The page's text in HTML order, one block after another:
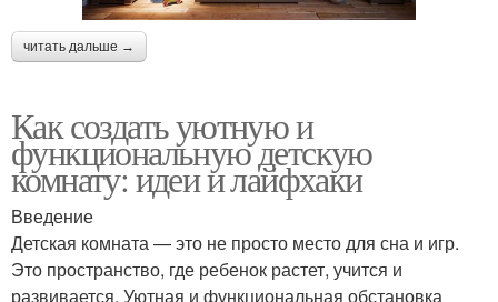
читать дальше →
Как создать уютную и
функциональную детскую
комнату: идеи и лайфхаки
Введение
Детская комната — это не просто место для сна и игр.
Это пространство, где ребенок растет, учится и
развивается. Уютная и функциональная обстановка